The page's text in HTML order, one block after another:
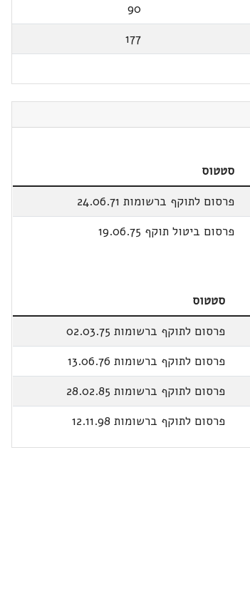
90
177
סטטוס
פרסום לתוקף ברשומות 24.06.71
פרסום ביטול תוקף 19.06.75
סטטוס
פרסום לתוקף ברשומות 02.03.75
פרסום לתוקף ברשומות 13.06.76
פרסום לתוקף ברשומות 28.02.85
פרסום לתוקף ברשומות 12.11.98